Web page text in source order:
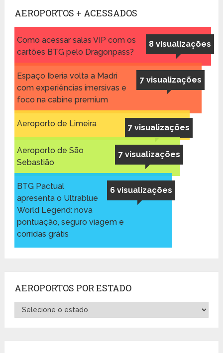
AEROPORTOS + ACESSADOS
8 visualizações
Como acessar salas VIP com os
cartões BTG pelo Dragonpass?
7 visualizações
Espaço Iberia volta a Madri
com experiências imersivas e
foco na cabine premium
7 visualizações
Aeroporto de Limeira
7 visualizações
Aeroporto de São
Sebastião
6 visualizações
BTG Pactual
apresenta o Ultrablue
World Legend: nova
pontuação, seguro viagem e
corridas grátis
AEROPORTOS POR ESTADO
Aeroportos
por